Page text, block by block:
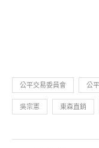
公平交易委員會 公
吳宗憲 東森直銷